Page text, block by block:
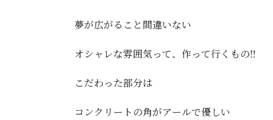
夢が広がること間違いない
オシャレな雰囲気って、作って行くもの‼️
こだわった部分は
コンクリートの角がアールで優しい